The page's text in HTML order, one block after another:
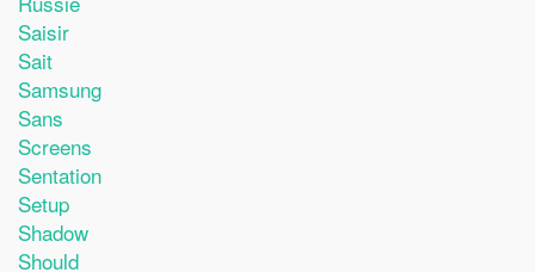
Saisir
Sait
Samsung
Sans
Screens
Sentation
Setup
Shadow
Should